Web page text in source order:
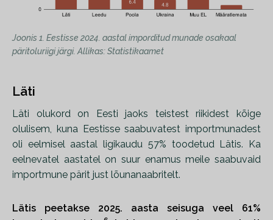
Joonis 1. Eestisse 2024. aastal imporditud munade osakaal
päritoluriigi järgi. Allikas: Statistikaamet
Läti
Läti olukord on Eesti jaoks teistest riikidest kõige
olulisem, kuna Eestisse saabuvatest importmunadest
oli eelmisel aastal ligikaudu 57% toodetud Lätis. Ka
eelnevatel aastatel on suur enamus meile saabuvaid
importmune pärit just lõunanaabritelt.
Lätis peetakse 2025. aasta seisuga veel 61%